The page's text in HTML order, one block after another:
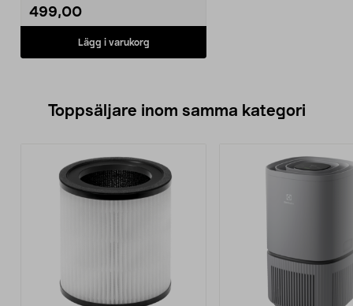
499,00
Lägg i varukorg
Toppsäljare inom samma kategori